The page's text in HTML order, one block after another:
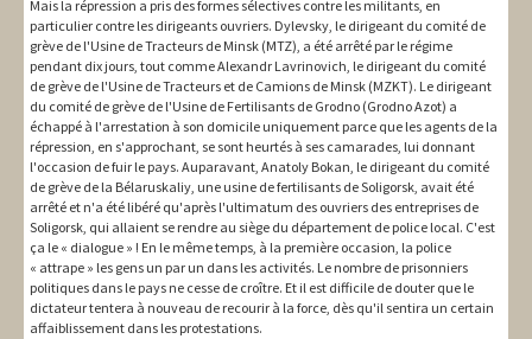
Mais la répression a pris des formes sélectives contre les militants, en
particulier contre les dirigeants ouvriers. Dylevsky, le dirigeant du comité de
grève de l'Usine de Tracteurs de Minsk (MTZ), a été arrêté par le régime
pendant dix jours, tout comme Alexandr Lavrinovich, le dirigeant du comité
de grève de l'Usine de Tracteurs et de Camions de Minsk (MZKT). Le dirigeant
du comité de grève de l'Usine de Fertilisants de Grodno (Grodno Azot) a
échappé à l'arrestation à son domicile uniquement parce que les agents de la
répression, en s'approchant, se sont heurtés à ses camarades, lui donnant
l'occasion de fuir le pays. Auparavant, Anatoly Bokan, le dirigeant du comité
de grève de la Bélaruskaliy, une usine de fertilisants de Soligorsk, avait été
arrêté et n'a été libéré qu'après l'ultimatum des ouvriers des entreprises de
Soligorsk, qui allaient se rendre au siège du département de police local. C'est
ça le « dialogue » ! En le même temps, à la première occasion, la police
« attrape » les gens un par un dans les activités. Le nombre de prisonniers
politiques dans le pays ne cesse de croître. Et il est difficile de douter que le
dictateur tentera à nouveau de recourir à la force, dès qu'il sentira un certain
affaiblissement dans les protestations.